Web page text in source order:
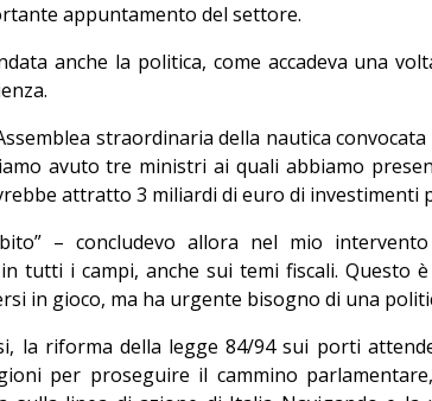
appuntamento del settore.
anche la politica, come accadeva una
straordinaria della nautica
avuto tre ministri ai quali abbiamo
attratto 3 miliardi di euro di investimenti
– concludevo allora nel mio
in tutti i campi, anche sui temi fiscali. Questo
in gioco, ma ha urgente bisogno di una
la riforma della legge 84/94 sui porti
per proseguire il cammino